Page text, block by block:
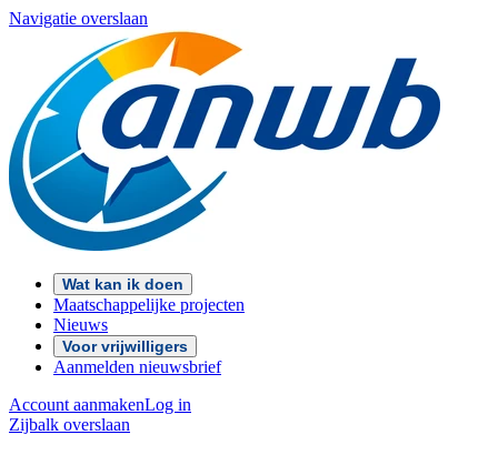
Navigatie overslaan
Wat kan ik doen
Maatschappelijke projecten
Nieuws
Voor vrijwilligers
Aanmelden nieuwsbrief
Account aanmakenLog in
Zijbalk overslaan